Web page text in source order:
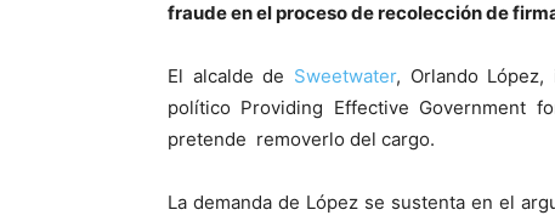
fraude en el proceso de recolección de
El alcalde de Sweetwater, Orlando
político Providing Effective Government
pretende removerlo del cargo.
La demanda de López se sustenta en el